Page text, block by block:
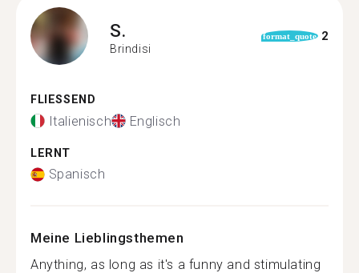
S.
Brindisi
format_quote 2
FLIESSEND
Italienisch Englisch
LERNT
Spanisch
Meine Lieblingsthemen
Anything, as long as it's a funny and stimulating